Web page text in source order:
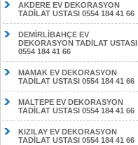
AKDERE EV DEKORASYON
TADİLAT USTASI 0554 184 41 66
DEMİRLİBAHÇE EV
DEKORASYON TADİLAT USTASI
0554 184 41 66
MAMAK EV DEKORASYON
TADİLAT USTASI 0554 184 41 66
MALTEPE EV DEKORASYON
TADİLAT USTASI 0554 184 41 66
KIZILAY EV DEKORASYON
TADİLAT USTASI 0554 184 41 66